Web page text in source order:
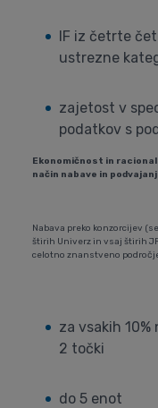
IF iz četrte
ustrezne
zajetost v
podatkov s
Ekonomičnost in
način nabave in
Nabava preko konzorcijev
štirih Univerz in vsaj štirih
celotno znanstveno
za vsakih 10%
2 točki
do 5 enot